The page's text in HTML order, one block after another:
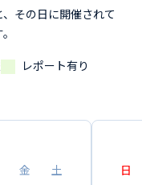
その日に開催されて
レポート有り
金
土
日